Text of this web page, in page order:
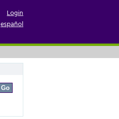
Login
español